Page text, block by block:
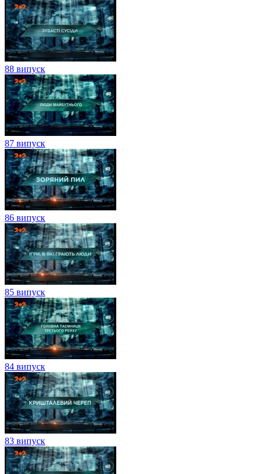
88 випуск
87 випуск
86 випуск
85 випуск
84 випуск
83 випуск